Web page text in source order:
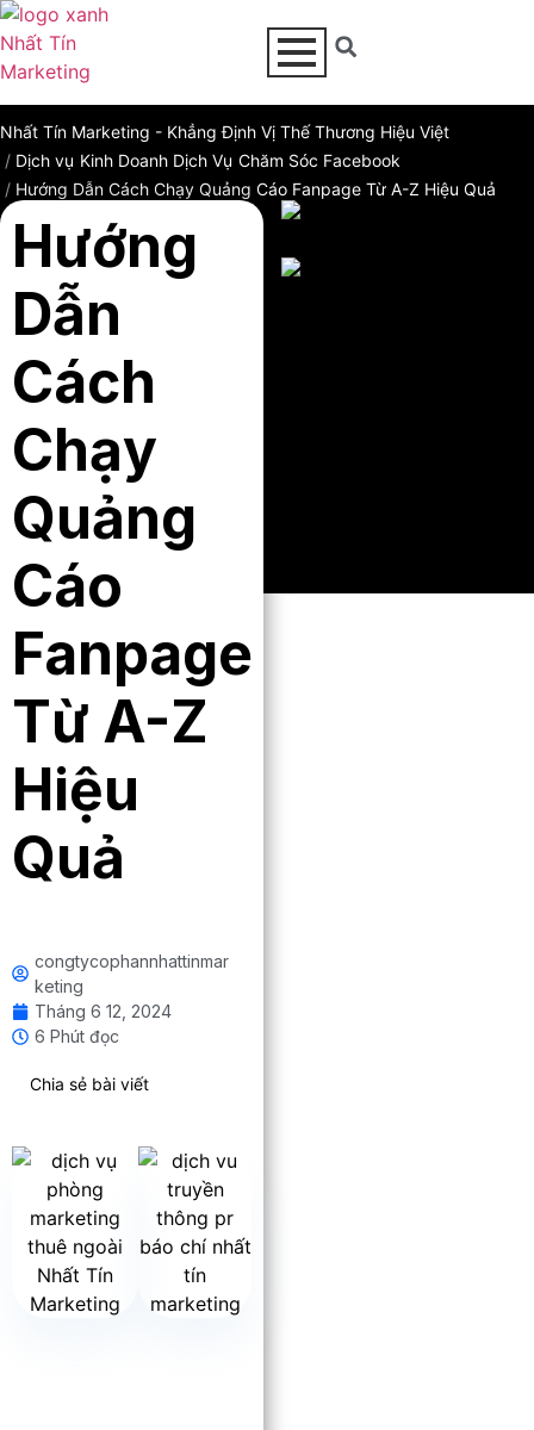
Nhất Tín Marketing - Khẳng Định Vị Thế Thương Hiệu Việt
Dịch vụ Kinh Doanh Dịch Vụ Chăm Sóc Facebook
Hướng Dẫn Cách Chạy Quảng Cáo Fanpage Từ A-Z Hiệu Quả
Hướng
Dẫn
Cách
Chạy
Quảng
Cáo
Fanpage
Từ A-Z
Hiệu
Quả
congtycophannhattinmar
keting
Tháng 6 12, 2024
6 Phút đọc
Chia sẻ bài viết